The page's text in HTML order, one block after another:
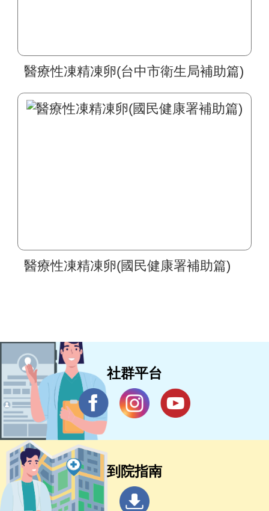
醫療性凍精凍卵(台中市衛生局補助篇)
醫療性凍精凍卵(國民健康署補助篇)
社群平台
到院指南